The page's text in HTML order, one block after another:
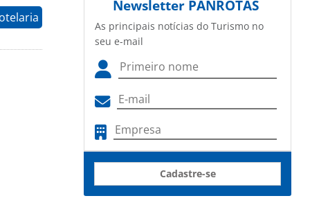
Newsletter PANROTAS
As principais notícias do Turismo no
seu e-mail
Cadastre-se